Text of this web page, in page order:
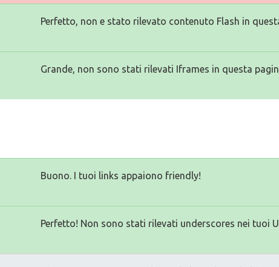
Perfetto, non e stato rilevato contenuto Flash in
Grande, non sono stati rilevati Iframes in questa
Buono. I tuoi links appaiono friendly!
Perfetto! Non sono stati rilevati underscores nei tuoi